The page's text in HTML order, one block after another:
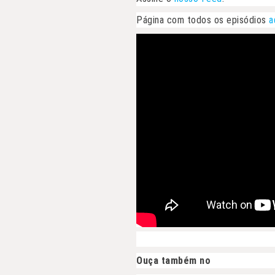
Página com todos os episódios
Ouça também no